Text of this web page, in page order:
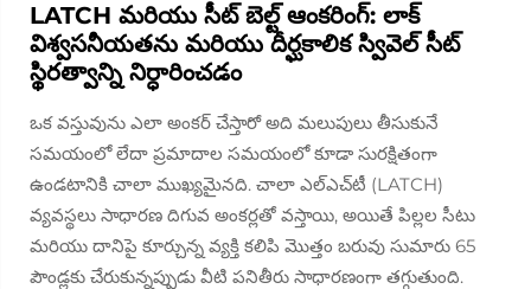
LATCH మరియు సీట్ బెల్ట్ ఆంకరింగ్: లాక్
విశ్వసనీయతను మరియు దీర్ఘకాలిక స్వివెల్ సీట్
స్థిరత్వాన్ని నిర్ధారించడం
ఒక వస్తువును ఎలా అంకర్ చేస్తారో అది మలుపులు తీసుకునే
సమయంలో లేదా ప్రమాదాల సమయంలో కూడా సురక్షితంగా
ఉండటానికి చాలా ముఖ్యమైనది. చాలా ఎల్‌ఎచ్‌టీ (LATCH)
వ్యవస్థలు సాధారణ దిగువ అంకర్లతో వస్తాయి, అయితే పిల్లల సీటు
మరియు దానిపై కూర్చున్న వ్యక్తి కలిపి మొత్తం బరువు సుమారు 65
పౌండ్లకు చేరుకున్నప్పుడు వీటి పనితీరు సాధారణంగా తగ్గుతుంది.